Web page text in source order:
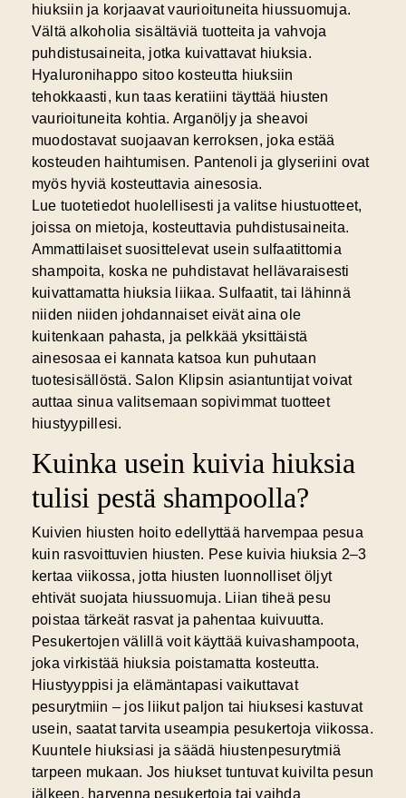
hiuksiin ja korjaavat vaurioituneita hiussuomuja.
Vältä alkoholia sisältäviä tuotteita ja vahvoja
puhdistusaineita, jotka kuivattavat hiuksia.
Hyaluronihappo sitoo kosteutta hiuksiin
tehokkaasti, kun taas keratiini täyttää hiusten
vaurioituneita kohtia. Arganöljy ja sheavoi
muodostavat suojaavan kerroksen, joka estää
kosteuden haihtumisen. Pantenoli ja glyseriini ovat
myös hyviä kosteuttavia ainesosia.
Lue tuotetiedot huolellisesti ja valitse hiustuotteet,
joissa on mietoja, kosteuttavia puhdistusaineita.
Ammattilaiset suosittelevat usein sulfaatittomia
shampoita, koska ne puhdistavat hellävaraisesti
kuivattamatta hiuksia liikaa. Sulfaatit, tai lähinnä
niiden niiden johdannaiset eivät aina ole
kuitenkaan pahasta, ja pelkkää yksittäistä
ainesosaa ei kannata katsoa kun puhutaan
tuotesisällöstä. Salon Klipsin asiantuntijat voivat
auttaa sinua valitsemaan sopivimmat tuotteet
hiustyypillesi.
Kuinka usein kuivia hiuksia
tulisi pestä shampoolla?
Kuivien hiusten hoito edellyttää harvempaa pesua
kuin rasvoittuvien hiusten. Pese kuivia hiuksia 2–3
kertaa viikossa, jotta hiusten luonnolliset öljyt
ehtivät suojata hiussuomuja. Liian tiheä pesu
poistaa tärkeät rasvat ja pahentaa kuivuutta.
Pesukertojen välillä voit käyttää kuivashampoota,
joka virkistää hiuksia poistamatta kosteutta.
Hiustyyppisi ja elämäntapasi vaikuttavat
pesurytmiin – jos liikut paljon tai hiuksesi kastuvat
usein, saatat tarvita useampia pesukertoja viikossa.
Kuuntele hiuksiasi ja säädä hiustenpesurytmiä
tarpeen mukaan. Jos hiukset tuntuvat kuivilta pesun
jälkeen, harvenna pesukertoja tai vaihda